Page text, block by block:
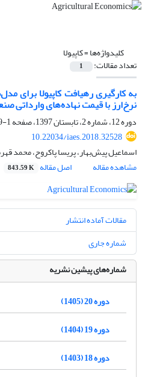
کلیدواژه‌ها =کاپیولا
تعداد مقالات: 1
به کارگیری رهیافت کاپیولا برای
نرخ‌ارز با قیمت نهاده‌های وارداتی
دوره 12، شماره 2، تابستان 1397، صفحه
1-19
10.22034/iaes.2018.32528
اسماعیل پیش‌بهار، پریسا پاکروح، محمد
مشاهده مقاله
اصل مقاله 843.59 K
مقالات آماده انتشار
شماره جاری
شماره‌های پیشین نشریه
دوره 20 (1405)
دوره 19 (1404)
دوره 18 (1403)